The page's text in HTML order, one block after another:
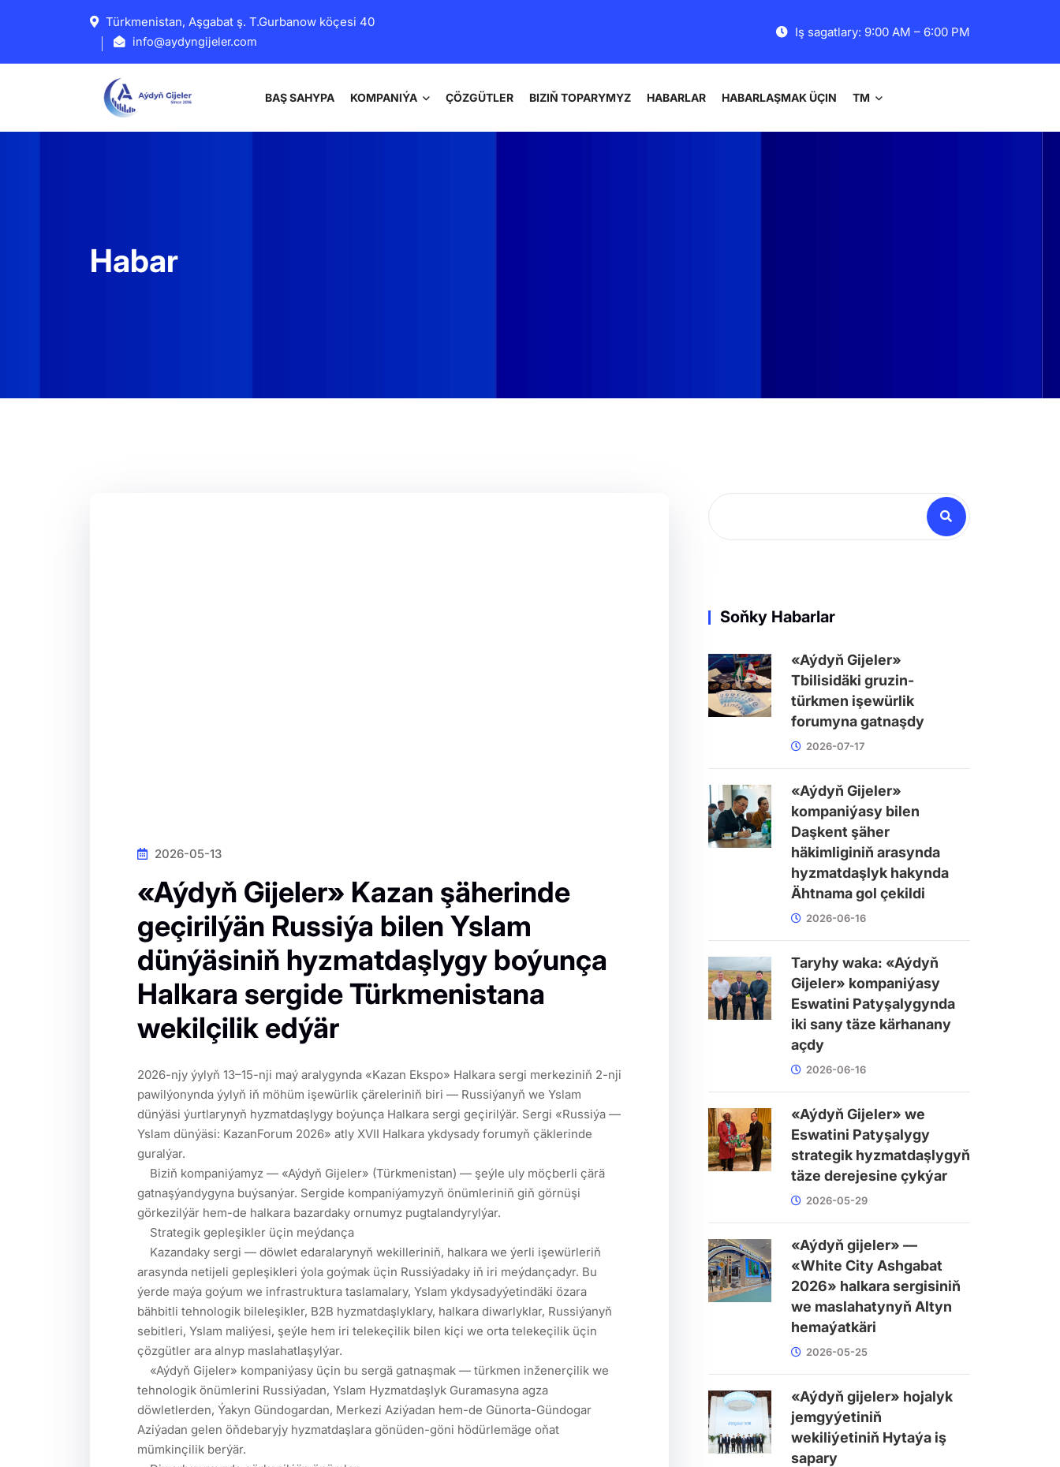
Türkmenistan, Aşgabat ş. T.Gurbanow köçesi 40
info@aydyngijeler.com
Iş sagatlary: 9:00 AM – 6:00 PM
BAŞ SAHYPA KOMPANIÝA ÇÖZGÜTLER BIZIŇ TOPARYMYZ HABARLAR HABARLAŞMAK ÜÇIN TM
Habar
2026-05-13
«Aýdyň Gijeler» Kazan şäherinde
geçirilýän Russiýa bilen Yslam
dünýäsiniň hyzmatdaşlygy boýunça
Halkara sergide Türkmenistana
wekilçilik edýär
2026-njy ýylyň 13–15-nji maý aralygynda «Kazan Ekspo» Halkara sergi merkeziniň 2-nji
pawilýonynda ýylyň iň möhüm işewürlik çäreleriniň biri — Russiýanyň we Yslam
dünýäsi ýurtlarynyň hyzmatdaşlygy boýunça Halkara sergi geçirilýär. Sergi «Russiýa —
Yslam dünýäsi: KazanForum 2026» atly XVII Halkara ykdysady forumyň çäklerinde
guralýar.
gatnaşýandygyna buýsanýar. Sergide kompaniýamyzyň önümleriniň giň görnüşi
görkezilýär hem-de halkara bazardaky ornumyz pugtalandyrylýar.
arasynda netijeli gepleşikleri ýola goýmak üçin Russiýadaky iň iri meýdançadyr. Bu
ýerde maýa goýum we infrastruktura taslamalary, Yslam ykdysadyýetindäki özara
bähbitli tehnologik bileleşikler, B2B hyzmatdaşlyklary, halkara diwarlyklar, Russiýanyň
sebitleri, Yslam maliýesi, şeýle hem iri telekeçilik bilen kiçi we orta telekeçilik üçin
çözgütler ara alnyp maslahatlaşylýar.
tehnologik önümlerini Russiýadan, Yslam Hyzmatdaşlyk Guramasyna agza
döwletlerden, Ýakyn Gündogardan, Merkezi Aziýadan hem-de Günorta-Gündogar
Aziýadan gelen öňdebaryjy hyzmatdaşlara gönüden-göni hödürlemäge oňat
mümkinçilik berýär.
Soňky Habarlar
«Aýdyň Gijeler»
Tbilisidäki gruzin-
türkmen işewürlik
forumyna gatnaşdy
2026-07-17
«Aýdyň Gijeler»
kompaniýasy bilen
Daşkent şäher
häkimliginiň arasynda
hyzmatdaşlyk hakynda
Ähtnama gol çekildi
2026-06-16
Taryhy waka: «Aýdyň
Gijeler» kompaniýasy
Eswatini Patyşalygynda
iki sany täze kärhanany
açdy
2026-06-16
«Aýdyň Gijeler» we
Eswatini Patyşalygy
strategik hyzmatdaşlygyň
täze derejesine çykýar
2026-05-29
«Aýdyň gijeler» —
«White City Ashgabat
2026» halkara sergisiniň
we maslahatynyň Altyn
hemaýatkäri
2026-05-25
«Aýdyň gijeler» hojalyk
jemgyýetiniň
wekiliýetiniň Hytaýa iş
sapary